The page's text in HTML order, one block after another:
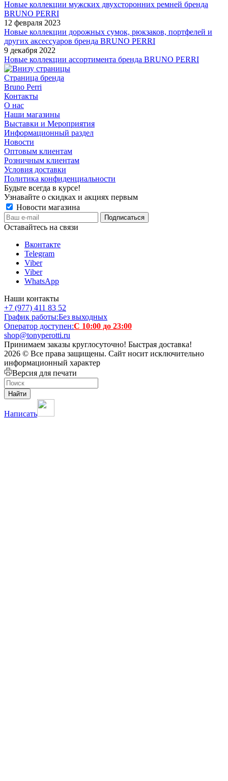
Новые коллекции мужских двухсторонних ремней бренда
BRUNO PERRI
12 февраля 2023
Новые коллекции дорожных сумок, рюкзаков, портфелей и
других аксессуаров бренда BRUNO PERRI
9 декабря 2022
Новые коллекции ассортимента бренда BRUNO PERRI
Страница бренда
Bruno Perri
Контакты
О нас
Наши магазины
Выставки и Мероприятия
Информационный раздел
Новости
Оптовым клиентам
Розничным клиентам
Условия доставки
Политика конфиденциальности
Будьте всегда в курсе!
Узнавайте о скидках и акциях первым
Новости магазина
Оставайтесь на связи
Вконтакте
Telegram
Viber
Viber
WhatsApp
Наши контакты
+7 (977) 411 83 52
График работы:Без выходных
Оператор доступен:С 10:00 до 23:00
shop@tonyperotti.ru
Принимаем заказы круглосуточно! Быстрая доставка!
2026 © Все права защищены. Сайт носит исключительно
информационный характер
Версия для печати
Найти
Написать